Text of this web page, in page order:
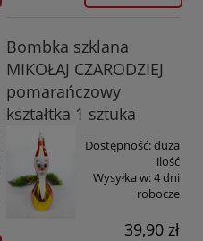
Bombka szklana
MIKOŁAJ CZARODZIEJ
pomarańczowy
kształtka 1 sztuka
Dostępność:duża
ilość
Wysyłka w:4 dni
robocze
39,90 zł